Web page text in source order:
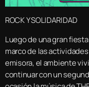
ROCK Y SOLIDARIDAD
Luego de una gran
marco de las
emisora, el ambiente
continuar con un